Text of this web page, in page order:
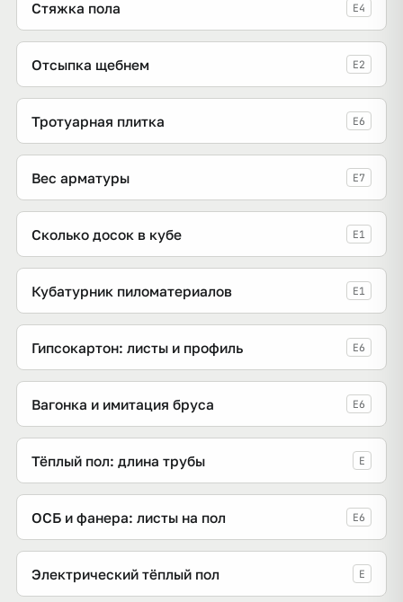
Стяжка пола E4
Отсыпка щебнем E2
Тротуарная плитка E6
Вес арматуры E7
Сколько досок в кубе E1
Кубатурник пиломатериалов E1
Гипсокартон: листы и профиль E6
Вагонка и имитация бруса E6
Тёплый пол: длина трубы E
ОСБ и фанера: листы на пол E6
Электрический тёплый пол E